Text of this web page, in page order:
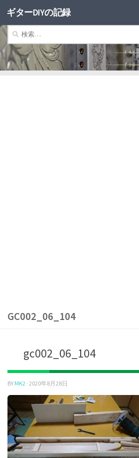
コンテンツへスキップ
ギターDIYの記録
索:
GC002_06_104
gc002_06_104
BY MK2 · 2020年8月28日